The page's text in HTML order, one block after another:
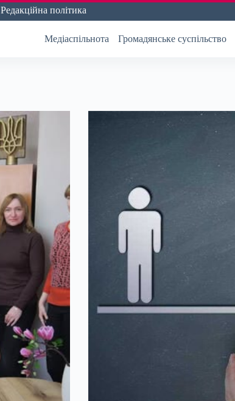
Редакційна політика
Медіаспільнота Громадянське суспільство